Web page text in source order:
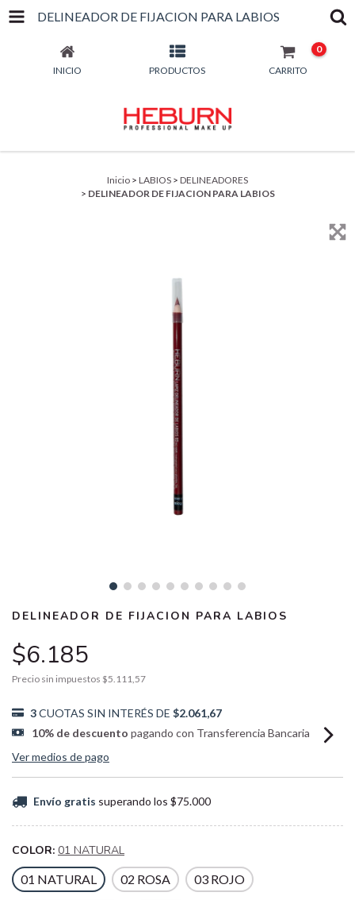
DELINEADOR DE FIJACION PARA LABIOS
INICIO PRODUCTOS CARRITO
0
Inicio > LABIOS > DELINEADORES
> DELINEADOR DE FIJACION PARA LABIOS
DELINEADOR DE FIJACION PARA LABIOS
$6.185
Precio sin impuestos $5.111,57
3CUOTAS SIN INTERÉS DE $2.061,67
10% de descuento pagando con Transferencia Bancaria
Ver medios de pago
Envío gratis superando los $75.000
COLOR: 01 NATURAL
01 NATURAL
02 ROSA 03 ROJO